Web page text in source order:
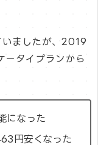
ましたが、2019
ータイプランから
になった
円安くなった